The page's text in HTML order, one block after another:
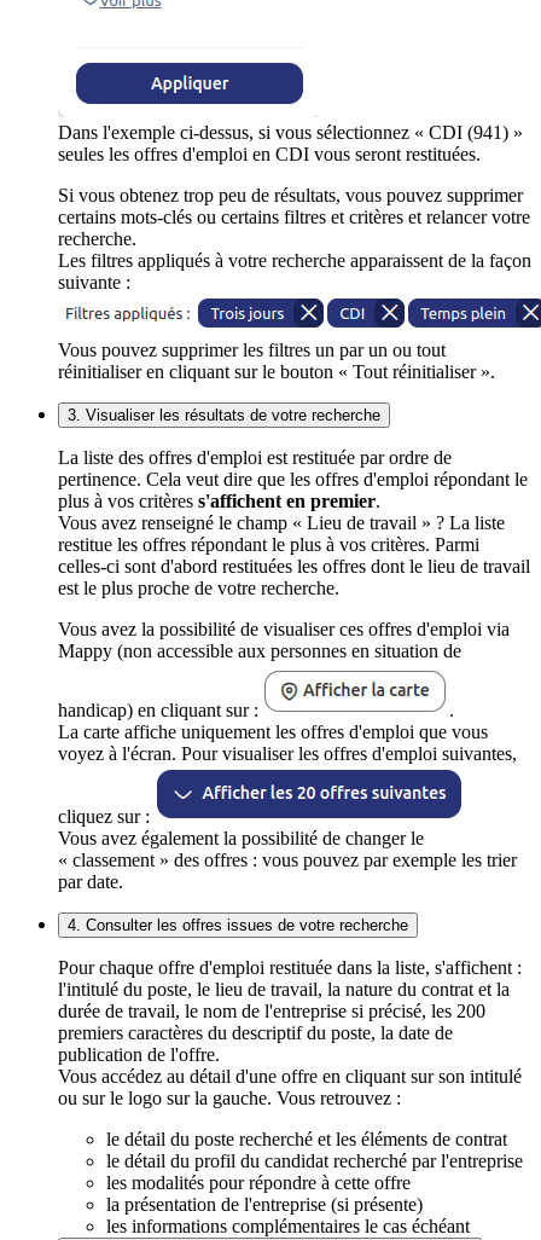
Dans l'exemple ci-dessus, si vous sélectionnez « CDI (941) »
seules les offres d'emploi en CDI vous seront restituées.
Si vous obtenez trop peu de résultats, vous pouvez supprimer
certains mots-clés ou certains filtres et critères et relancer votre
recherche.
Les filtres appliqués à votre recherche apparaissent de la façon
suivante :
Vous pouvez supprimer les filtres un par un ou tout
réinitialiser en cliquant sur le bouton « Tout réinitialiser ».
3. Visualiser les résultats de votre recherche
La liste des offres d'emploi est restituée par ordre de
pertinence. Cela veut dire que les offres d'emploi répondant le
plus à vos critères s'affichent en premier.
Vous avez renseigné le champ « Lieu de travail » ? La liste
restitue les offres répondant le plus à vos critères. Parmi
celles-ci sont d'abord restituées les offres dont le lieu de travail
est le plus proche de votre recherche.
Vous avez la possibilité de visualiser ces offres d'emploi via
Mappy (non accessible aux personnes en situation de
handicap) en cliquant sur :
.
La carte affiche uniquement les offres d'emploi que vous
voyez à l'écran. Pour visualiser les offres d'emploi suivantes,
cliquez sur :
Vous avez également la possibilité de changer le
« classement » des offres : vous pouvez par exemple les trier
par date.
4. Consulter les offres issues de votre recherche
Pour chaque offre d'emploi restituée dans la liste, s'affichent :
l'intitulé du poste, le lieu de travail, la nature du contrat et la
durée de travail, le nom de l'entreprise si précisé, les 200
premiers caractères du descriptif du poste, la date de
publication de l'offre.
Vous accédez au détail d'une offre en cliquant sur son intitulé
ou sur le logo sur la gauche. Vous retrouvez :
le détail du poste recherché et les éléments de contrat
le détail du profil du candidat recherché par l'entreprise
les modalités pour répondre à cette offre
la présentation de l'entreprise (si présente)
les informations complémentaires le cas échéant